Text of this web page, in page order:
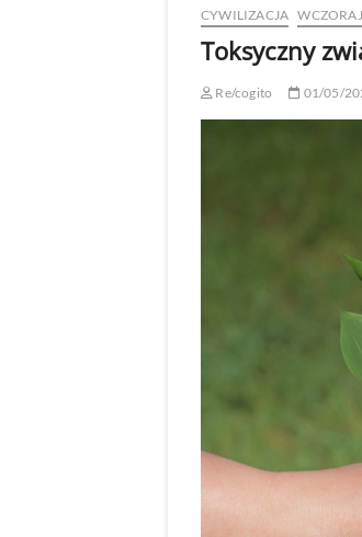
CYWILIZACJA
Toksyczny
Re/cogito 01/05/